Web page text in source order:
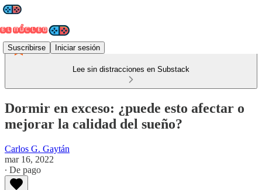
Suscribirse Iniciar sesión
Lee sin distracciones en Substack
Dormir en exceso: ¿puede esto afectar o
mejorar la calidad del sueño?
Carlos G. Gaytán
mar 16, 2022
∙ De pago